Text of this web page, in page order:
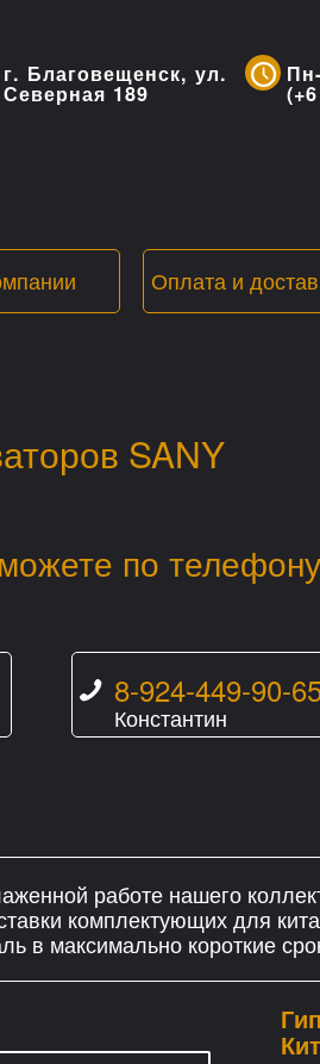
г. Благовещенск, ул.
Северная 189
Оплата и
SANY
по
8-924-449-90-
Константин
работе нашего
комплектующих для
в максимально короткие